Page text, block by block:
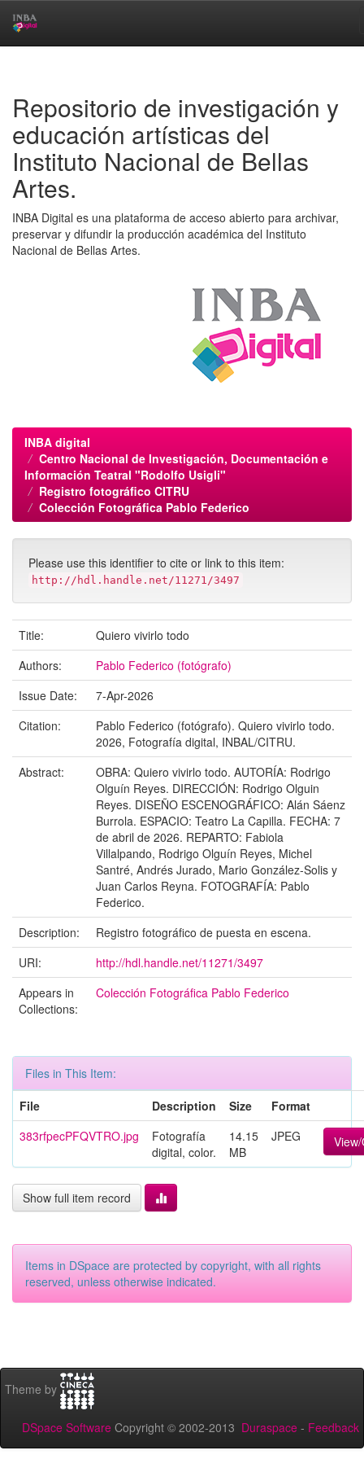
Repositorio de investigación y
educación artísticas del
Instituto Nacional de Bellas
Artes.
INBA Digital es una plataforma de acceso abierto para archivar,
preservar y difundir la producción académica del Instituto
Nacional de Bellas Artes.
INBA digital
Centro Nacional de Investigación, Documentación e
Información Teatral "Rodolfo Usigli"
Registro fotográfico CITRU
Colección Fotográfica Pablo Federico
Please use this identifier to cite or link to this item:
http://hdl.handle.net/11271/3497
Title:
Quiero vivirlo todo
Authors:
Pablo Federico (fotógrafo)
Issue Date:
7-Apr-2026
Citation:
Pablo Federico (fotógrafo). Quiero vivirlo todo.
2026, Fotografía digital, INBAL/CITRU.
Abstract:
OBRA: Quiero vivirlo todo. AUTORÍA: Rodrigo
Olguín Reyes. DIRECCIÓN: Rodrigo Olguin
Reyes. DISEÑO ESCENOGRÁFICO: Alán Sáenz
Burrola. ESPACIO: Teatro La Capilla. FECHA: 7
de abril de 2026. REPARTO: Fabiola
Villalpando, Rodrigo Olguín Reyes, Michel
Santré, Andrés Jurado, Mario González-Solis y
Juan Carlos Reyna. FOTOGRAFÍA: Pablo
Federico.
Description:
Registro fotográfico de puesta en escena.
URI:
http://hdl.handle.net/11271/3497
Appears in
Collections:
Colección Fotográfica Pablo Federico
Files in This Item:
File
Description Size
Format
383rfpecPFQVTRO.jpg
Fotografía
digital, color.
14.15
MB
JPEG
Show full item record
Items in DSpace are protected by copyright, with all rights
reserved, unless otherwise indicated.
Theme by
DSpace Software Copyright © 2002-2013 Duraspace - Feedback